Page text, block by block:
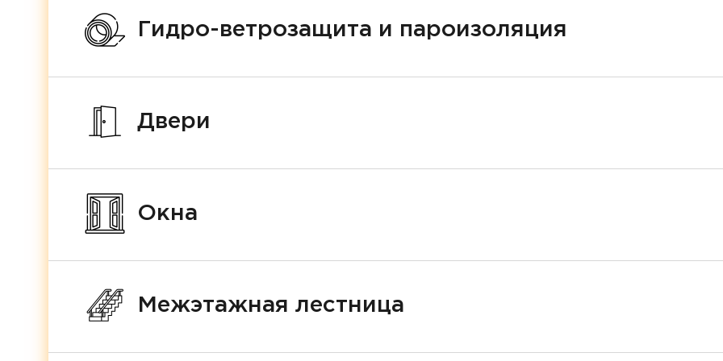
Гидро-ветрозащита и пароизоляция
Двери
Окна
Межэтажная лестница